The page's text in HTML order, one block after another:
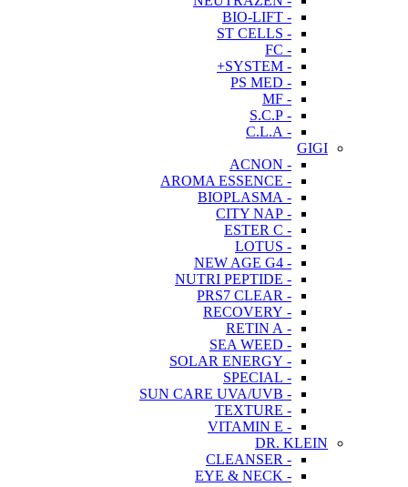
- BIO-LIFT
- ST CELLS
- FC
- SYSTEM+
- PS MED
- MF
- S.C.P
- C.L.A
GIGI
- ACNON
- AROMA ESSENCE
- BIOPLASMA
- CITY NAP
- ESTER C
- LOTUS
- NEW AGE G4
- NUTRI PEPTIDE
- PRS7 CLEAR
- RECOVERY
- RETIN A
- SEA WEED
- SOLAR ENERGY
- SPECIAL
- SUN CARE UVA/UVB
- TEXTURE
- VITAMIN E
DR. KLEIN
- CLEANSER
- EYE & NECK